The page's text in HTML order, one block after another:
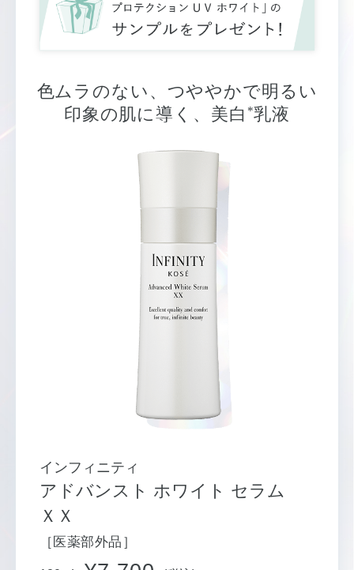
色ムラのない、つややかで明るい
印象の肌に導く、美白 *乳液
インフィニティ
アドバンスト ホワイト セラム
ＸＸ
［医薬部外品］